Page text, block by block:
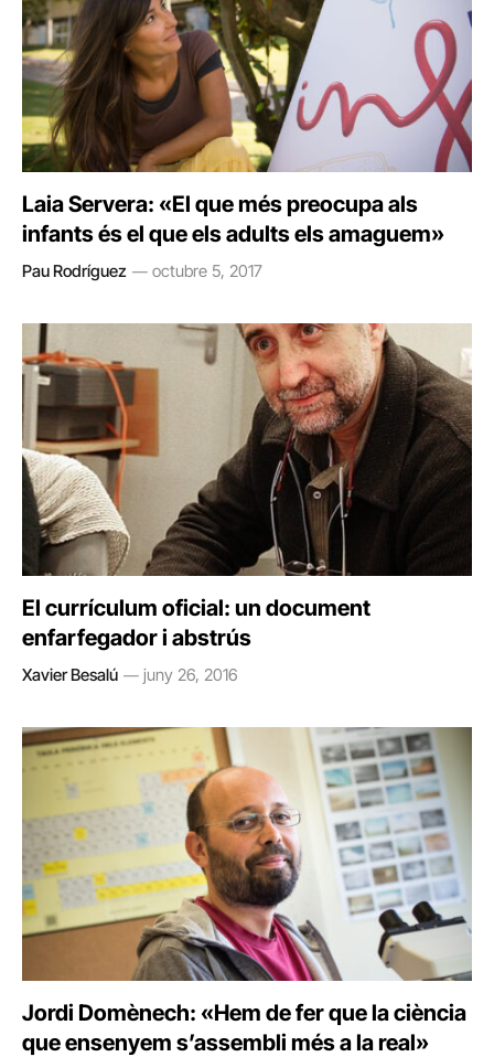
Laia Servera: «El que més preocupa als
infants és el que els adults els amaguem»
Pau Rodríguez octubre 5, 2017
El currículum oficial: un document
enfarfegador i abstrús
Xavier Besalú juny 26, 2016
Jordi Domènech: «Hem de fer que la ciència
que ensenyem s’assembli més a la real»